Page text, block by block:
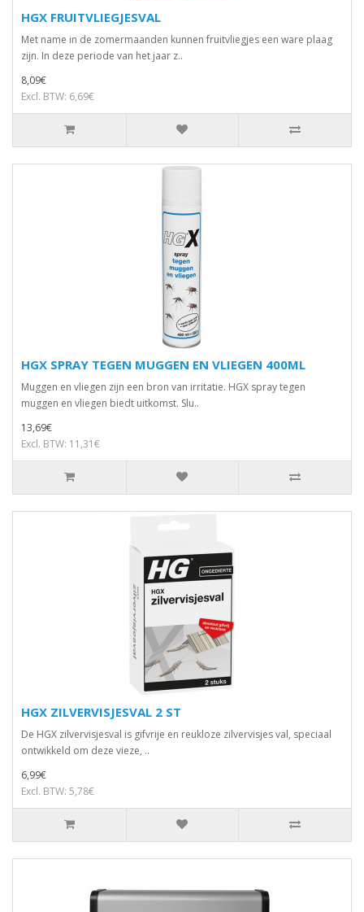
HGX FRUITVLIEGJESVAL
Met name in de zomermaanden kunnen fruitvliegjes een ware plaag
zijn. In deze periode van het jaar z..
8,09€
Excl. BTW: 6,69€
HGX SPRAY TEGEN MUGGEN EN VLIEGEN 400ML
Muggen en vliegen zijn een bron van irritatie. HGX spray tegen
muggen en vliegen biedt uitkomst. Slu..
13,69€
Excl. BTW: 11,31€
HGX ZILVERVISJESVAL 2 ST
De HGX zilvervisjesval is gifvrije en reukloze zilvervisjes val, speciaal
ontwikkeld om deze vieze, ..
6,99€
Excl. BTW: 5,78€